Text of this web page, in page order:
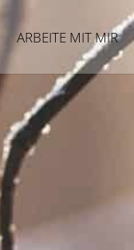
ARBEITE MIT MIR